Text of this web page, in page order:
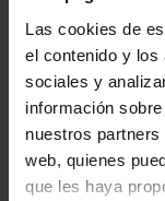
Las cookies de
el contenido y los
sociales y
información
nuestros
web, quienes
que les haya